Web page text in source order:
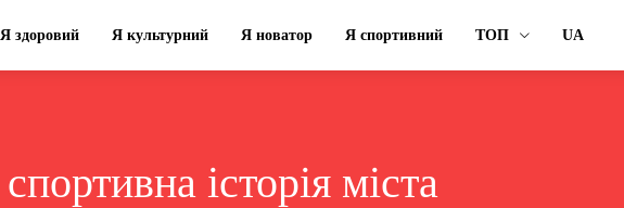
Я здоровий Я культурний Я новатор Я спортивний ТОП UA
спортивна історія міста